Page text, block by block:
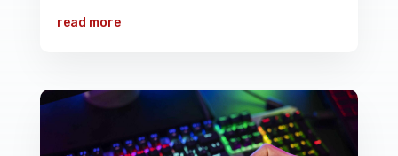
read more